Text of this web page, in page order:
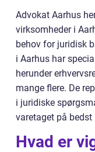
Advokat Aarhus
virksomheder i
behov for juridisk
i Aarhus har
herunder
mange flere. De
i juridiske
varetaget på
Hvad er